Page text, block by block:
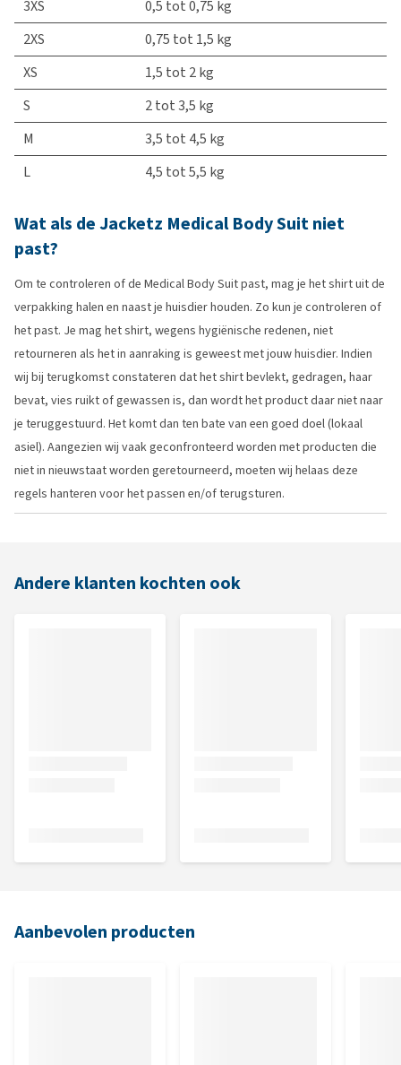
3XS
0,5 tot 0,75 kg
2XS
0,75 tot 1,5 kg
XS
1,5 tot 2 kg
S
2 tot 3,5 kg
M
3,5 tot 4,5 kg
L
4,5 tot 5,5 kg
Wat als de Jacketz Medical Body Suit niet
past?
Om te controleren of de Medical Body Suit past, mag je het shirt uit de
verpakking halen en naast je huisdier houden. Zo kun je controleren of
het past. Je mag het shirt, wegens hygiënische redenen, niet
retourneren als het in aanraking is geweest met jouw huisdier. Indien
wij bij terugkomst constateren dat het shirt bevlekt, gedragen, haar
bevat, vies ruikt of gewassen is, dan wordt het product daar niet naar
je teruggestuurd. Het komt dan ten bate van een goed doel (lokaal
asiel). Aangezien wij vaak geconfronteerd worden met producten die
niet in nieuwstaat worden geretourneerd, moeten wij helaas deze
regels hanteren voor het passen en/of terugsturen.
Andere klanten kochten ook
Aanbevolen producten